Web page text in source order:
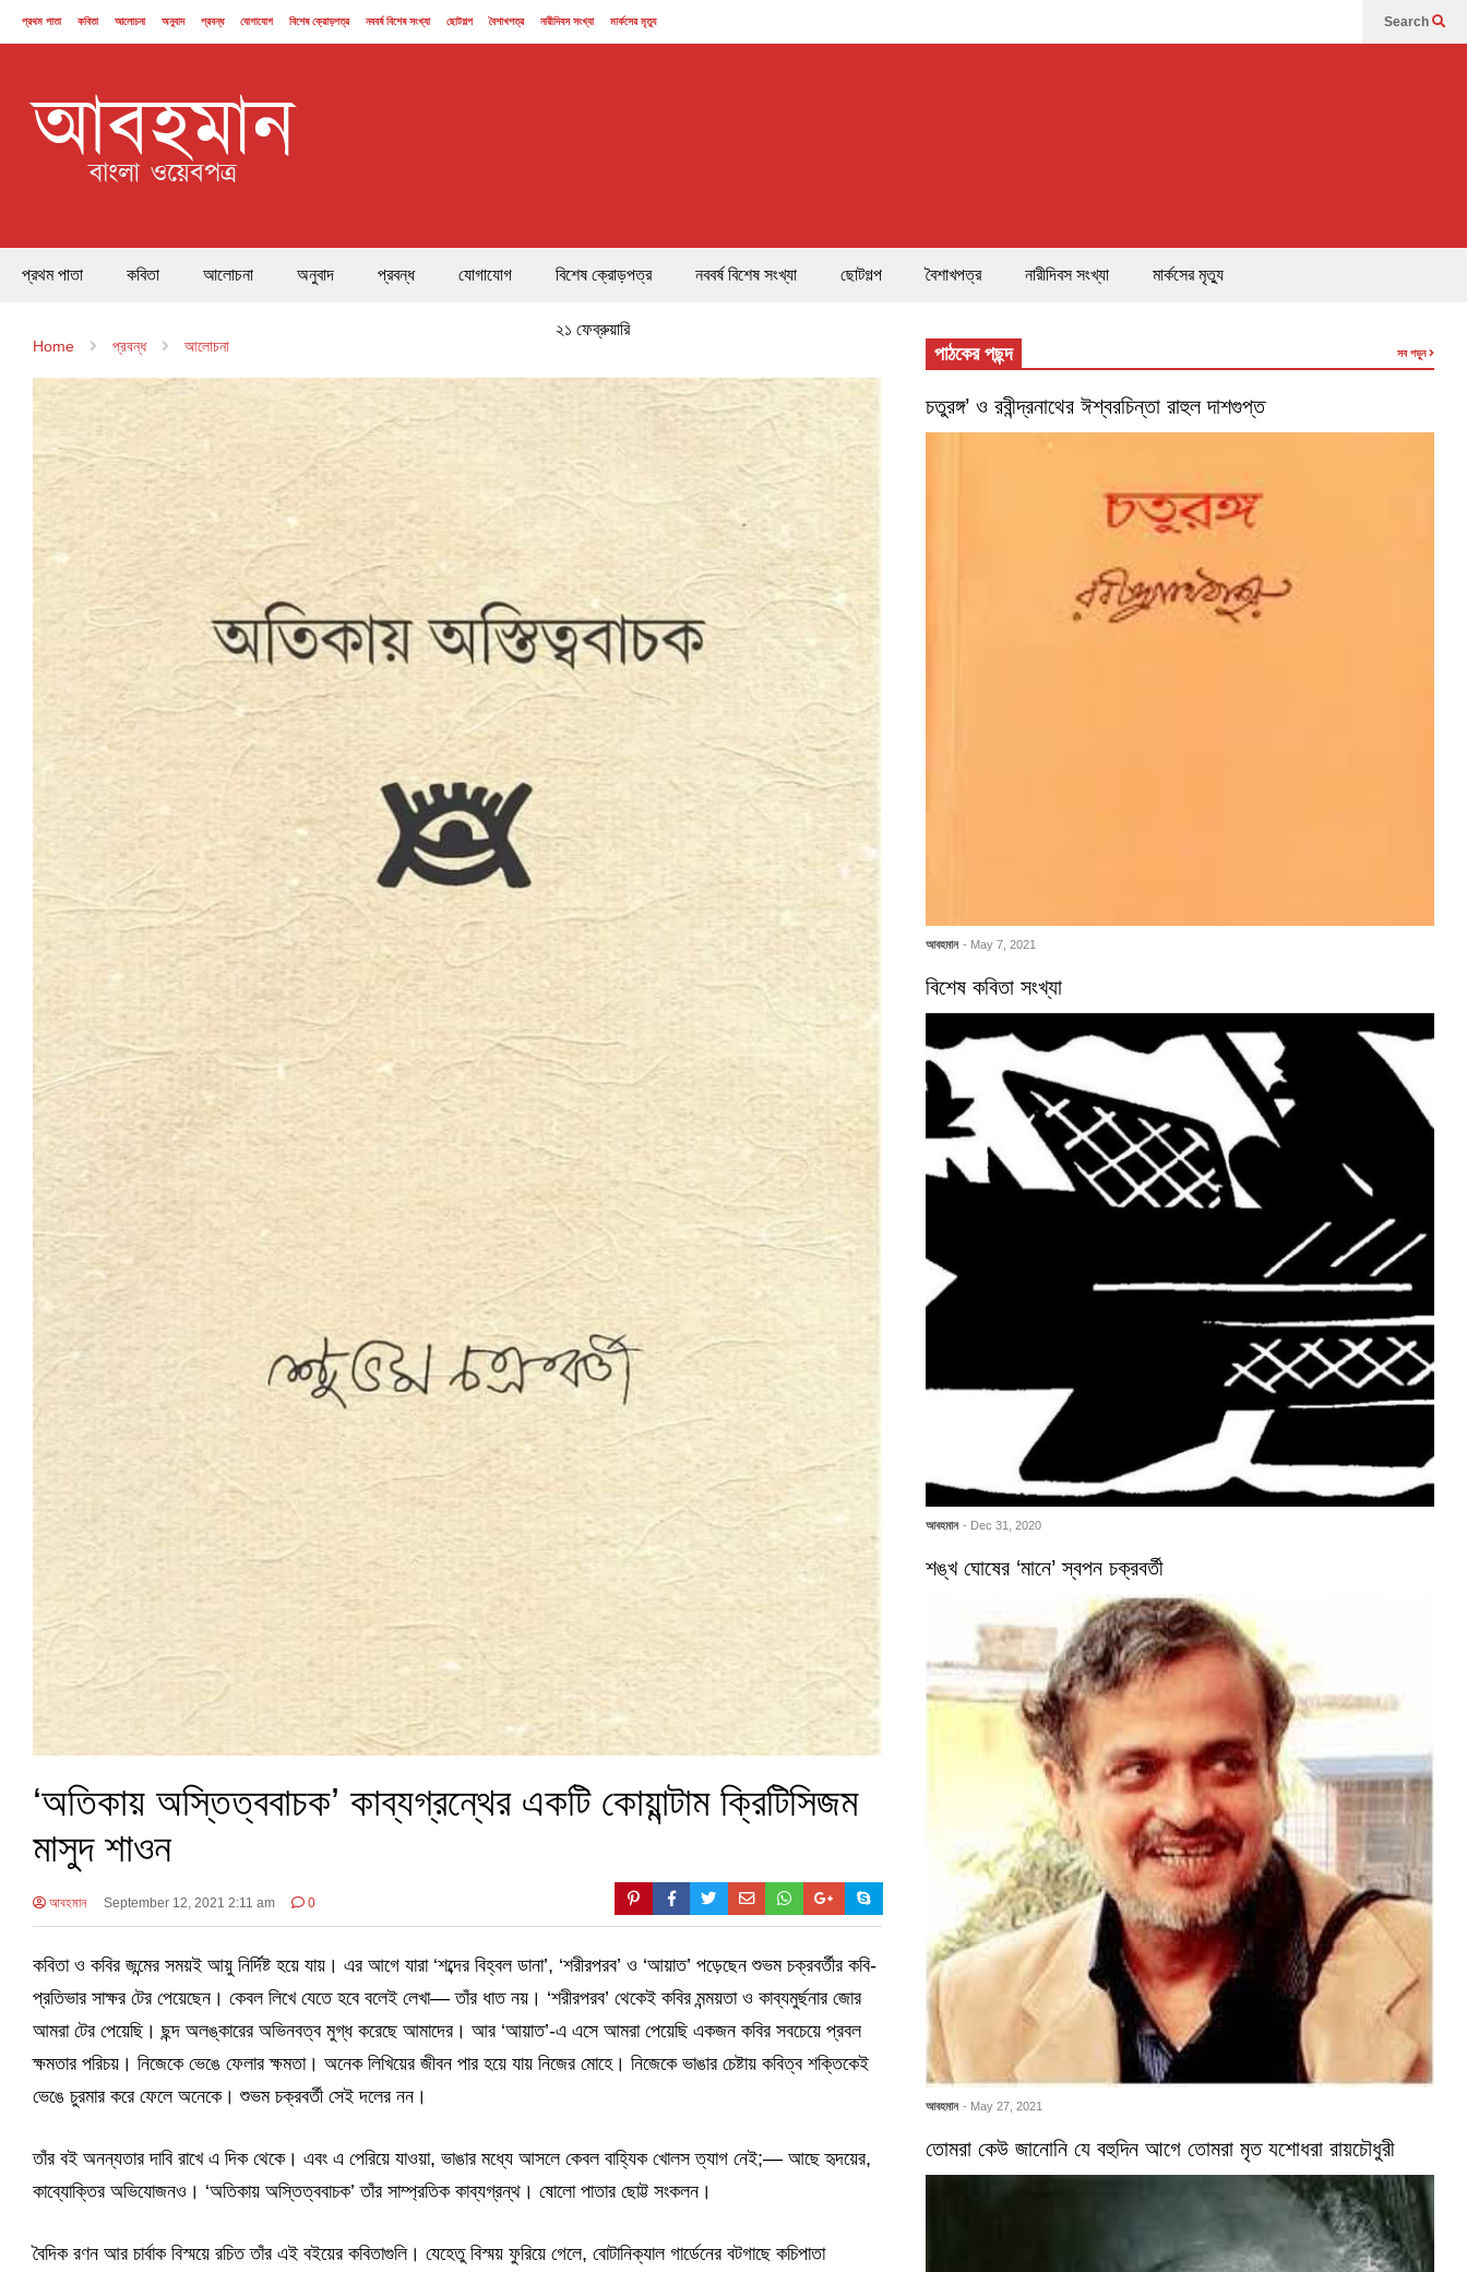
প্রথম পাতা কবিতা আলোচনা অনুবাদ প্রবন্ধ যোগাযোগ বিশেষ ক্রোড়পত্র নববর্ষ বিশেষ সংখ্যা ছোটগল্প বৈশাখপত্র নারীদিবস সংখ্যা মার্কসের মৃত্যু Search
প্রথম পাতা কবিতা আলোচনা অনুবাদ প্রবন্ধ যোগাযোগ বিশেষ ক্রোড়পত্র
২১ ফেব্রুয়ারি
নববর্ষ বিশেষ সংখ্যা ছোটগল্প বৈশাখপত্র নারীদিবস সংখ্যা মার্কসের মৃত্যু
Home প্রবন্ধ আলোচনা
‘অতিকায় অস্তিত্ববাচক’ কাব্যগ্রন্থের একটি কোয়ান্টাম ক্রিটিসিজম
মাসুদ শাওন
আবহমান September 12, 2021 2:11 am 0
কবিতা ও কবির জন্মের সময়ই আয়ু নির্দিষ্ট হয়ে যায়। এর আগে যারা ‘শব্দের বিহ্বল ডানা’, ‘শরীরপরব’ ও ‘আয়াত’ পড়েছেন শুভম চক্রবর্তীর কবি-
প্রতিভার সাক্ষর টের পেয়েছেন। কেবল লিখে যেতে হবে বলেই লেখা— তাঁর ধাত নয়। ‘শরীরপরব’ থেকেই কবির মন্ময়তা ও কাব্যমুর্ছনার জোর
আমরা টের পেয়েছি। ছন্দ অলঙ্কারের অভিনবত্ব মুগ্ধ করেছে আমাদের। আর ‘আয়াত’-এ এসে আমরা পেয়েছি একজন কবির সবচেয়ে প্রবল
ক্ষমতার পরিচয়। নিজেকে ভেঙে ফেলার ক্ষমতা। অনেক লিখিয়ের জীবন পার হয়ে যায় নিজের মোহে। নিজেকে ভাঙার চেষ্টায় কবিত্ব শক্তিকেই
ভেঙে চুরমার করে ফেলে অনেকে। শুভম চক্রবর্তী সেই দলের নন।
তাঁর বই অনন্যতার দাবি রাখে এ দিক থেকে। এবং এ পেরিয়ে যাওয়া, ভাঙার মধ্যে আসলে কেবল বাহ্যিক খোলস ত্যাগ নেই;— আছে হৃদয়ের,
কাব্যোক্তির অভিযোজনও। ‘অতিকায় অস্তিত্ববাচক’ তাঁর সাম্প্রতিক কাব্যগ্রন্থ। ষোলো পাতার ছোট্ট সংকলন।
বৈদিক রণন আর চার্বাক বিস্ময়ে রচিত তাঁর এই বইয়ের কবিতাগুলি। যেহেতু বিস্ময় ফুরিয়ে গেলে, বোটানিক্যাল গার্ডেনের বটগাছে কচিপাতা
পাঠকের পছন্দ সব পড়ুন
চতুরঙ্গ’ ও রবীন্দ্রনাথের ঈশ্বরচিন্তা রাহুল দাশগুপ্ত
আবহমান - May 7, 2021
বিশেষ কবিতা সংখ্যা
আবহমান - Dec 31, 2020
শঙ্খ ঘোষের ‘মানে’ স্বপন চক্রবর্তী
আবহমান - May 27, 2021
তোমরা কেউ জানোনি যে বহুদিন আগে তোমরা মৃত যশোধরা রায়চৌধুরী